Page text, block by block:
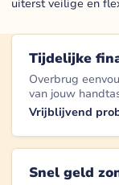
uiterst veilige en
Tijdelijke
Overbrug
van jouw
Vrijblijvend
Snel geld